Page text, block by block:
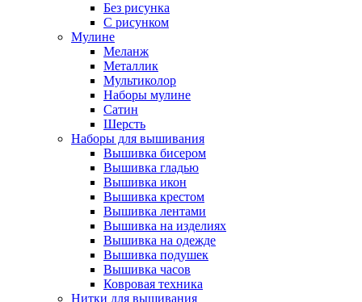
Без рисунка
С рисунком
Мулине
Меланж
Металлик
Мультиколор
Наборы мулине
Сатин
Шерсть
Наборы для вышивания
Вышивка бисером
Вышивка гладью
Вышивка икон
Вышивка крестом
Вышивка лентами
Вышивка на изделиях
Вышивка на одежде
Вышивка подушек
Вышивка часов
Ковровая техника
Нитки для вышивания